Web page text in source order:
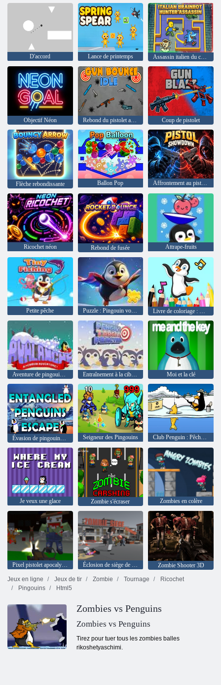
D'accord Lance de printemps Assassin italien du chasseur de cerveaux
Objectif Néon Rebond du pistolet au ralenti Coup de pistolet
Flèche rebondissante Ballon Pop Affrontement au pistolet
Ricochet néon Rebond de fusée Attrape-fruits
Petite pêche Puzzle : Pingouin volant dans le ciel Livre de coloriage : Pingouin dansant
Aventure de pingouin d'avalanche ! Entraînement à la cible de Pengu Moi et la clé
Seigneur des Pingouins Club Penguin : Pêche sur glace
Je veux une glace Zombie s'écraser Zombies en colère
Pixel pistolet apocalypse 6 Éclosion de siège de zombi
Zombie Shooter 3D
Jeux en ligne
Jeux de tir Zombie Tournage
Ricochet
Pingouins
Html5
Zombies vs Penguins
Zombies vs Penguins
Tirez pour tuer tous les zombies balles
rikoshetyaschimi.